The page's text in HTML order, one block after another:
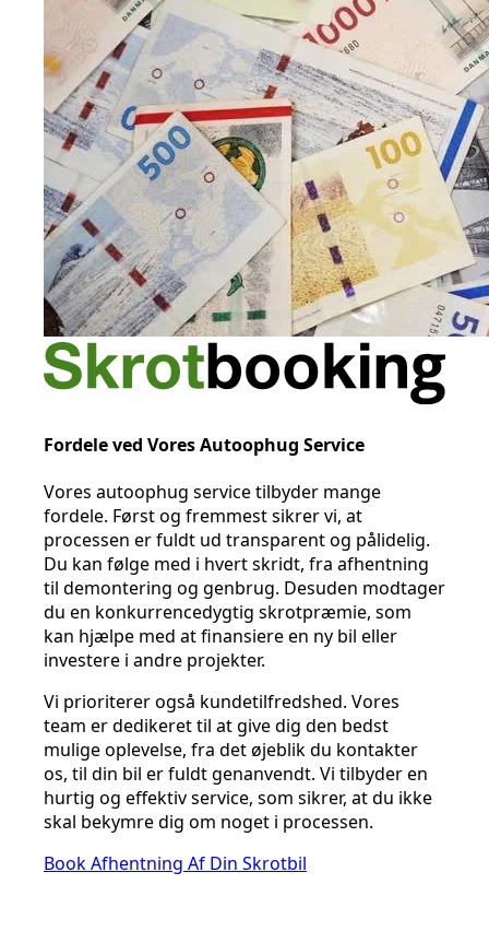
Fordele ved Vores Autoophug Service
Vores autoophug service tilbyder mange
fordele. Først og fremmest sikrer vi, at
processen er fuldt ud transparent og pålidelig.
Du kan følge med i hvert skridt, fra afhentning
til demontering og genbrug. Desuden modtager
du en konkurrencedygtig skrotpræmie, som
kan hjælpe med at finansiere en ny bil eller
investere i andre projekter.
Vi prioriterer også kundetilfredshed. Vores
team er dedikeret til at give dig den bedst
mulige oplevelse, fra det øjeblik du kontakter
os, til din bil er fuldt genanvendt. Vi tilbyder en
hurtig og effektiv service, som sikrer, at du ikke
skal bekymre dig om noget i processen.
Book Afhentning Af Din Skrotbil